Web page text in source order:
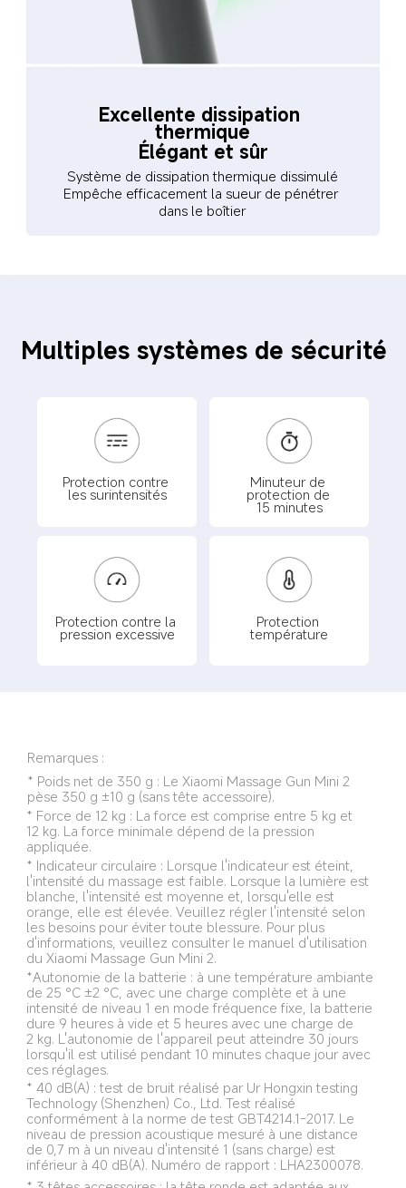
Excellente dissipation
thermique
Élégant et sûr
Système de dissipation thermique dissimulé
Empêche efficacement la sueur de pénétrer
dans le boîtier
Multiples systèmes de sécurité
Protection contre
les surintensités
Minuteur de
protection de
15 minutes
Protection contre la
pression excessive
Protection
température
Remarques :
* Poids net de 350 g : Le Xiaomi Massage Gun Mini 2
pèse 350 g ±10 g (sans tête accessoire).
* Force de 12 kg : La force est comprise entre 5 kg et
12 kg. La force minimale dépend de la pression
appliquée.
* Indicateur circulaire : Lorsque l'indicateur est éteint,
l'intensité du massage est faible. Lorsque la lumière est
blanche, l'intensité est moyenne et, lorsqu'elle est
orange, elle est élevée. Veuillez régler l'intensité selon
les besoins pour éviter toute blessure. Pour plus
d'informations, veuillez consulter le manuel d'utilisation
du Xiaomi Massage Gun Mini 2.
*Autonomie de la batterie : à une température ambiante
de 25 °C ±2 °C, avec une charge complète et à une
intensité de niveau 1 en mode fréquence fixe, la batterie
dure 9 heures à vide et 5 heures avec une charge de
2 kg. L'autonomie de l'appareil peut atteindre 30 jours
lorsqu'il est utilisé pendant 10 minutes chaque jour avec
ces réglages.
* 40 dB(A) : test de bruit réalisé par Ur Hongxin testing
Technology (Shenzhen) Co., Ltd. Test réalisé
conformément à la norme de test GBT4214.1-2017. Le
niveau de pression acoustique mesuré à une distance
de 0,7 m à un niveau d'intensité 1 (sans charge) est
inférieur à 40 dB(A). Numéro de rapport : LHA2300078.